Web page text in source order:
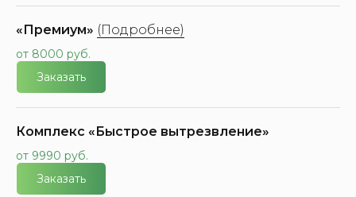
«Премиум» (Подробнее)
от 8000 руб.
Заказать
Комплекс «Быстрое вытрезвление»
от 9990 руб.
Заказать